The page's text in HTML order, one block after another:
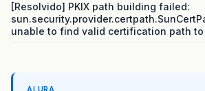
[Resolvido] PKIX path building failed:
unable to find valid certification path